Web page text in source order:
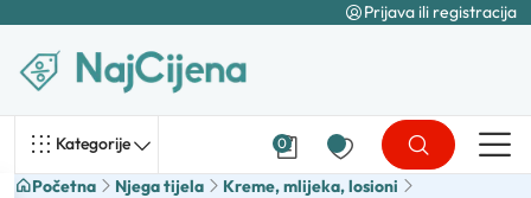
Prijava ili registracija
Kategorije 0
Početna Njega tijela
Kreme, mlijeka, losioni